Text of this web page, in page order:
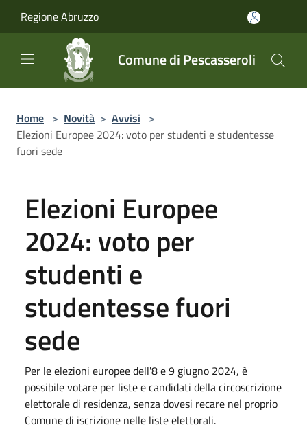
Regione Abruzzo
Comune di Pescasseroli
Home > Novità > Avvisi >
Elezioni Europee 2024: voto per studenti e studentesse
fuori sede
Elezioni Europee
2024: voto per
studenti e
studentesse fuori
sede
Per le elezioni europee dell'8 e 9 giugno 2024, è
possibile votare per liste e candidati della circoscrizione
elettorale di residenza, senza dovesi recare nel proprio
Comune di iscrizione nelle liste elettorali.